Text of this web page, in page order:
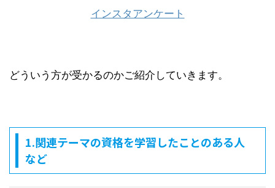
インスタアンケート
どういう方が受かるのかご紹介していきます。
1.関連テーマの資格を学習したことのある人
など